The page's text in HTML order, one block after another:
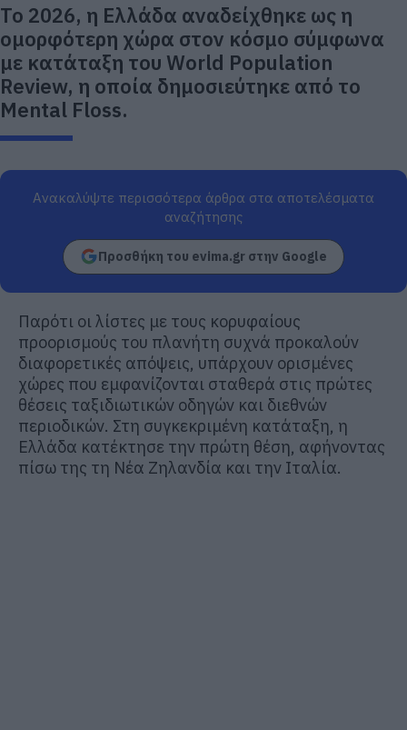
Το 2026, η Ελλάδα αναδείχθηκε ως η
ομορφότερη χώρα στον κόσμο σύμφωνα
με κατάταξη του World Population
Review, η οποία δημοσιεύτηκε από το
Mental Floss.
Ανακαλύψτε περισσότερα άρθρα στα αποτελέσματα
αναζήτησης
Προσθήκη του evima.gr στην Google
Παρότι οι λίστες με τους κορυφαίους
προορισμούς του πλανήτη συχνά προκαλούν
διαφορετικές απόψεις, υπάρχουν ορισμένες
χώρες που εμφανίζονται σταθερά στις πρώτες
θέσεις ταξιδιωτικών οδηγών και διεθνών
περιοδικών. Στη συγκεκριμένη κατάταξη, η
Ελλάδα κατέκτησε την πρώτη θέση, αφήνοντας
πίσω της τη Νέα Ζηλανδία και την Ιταλία.